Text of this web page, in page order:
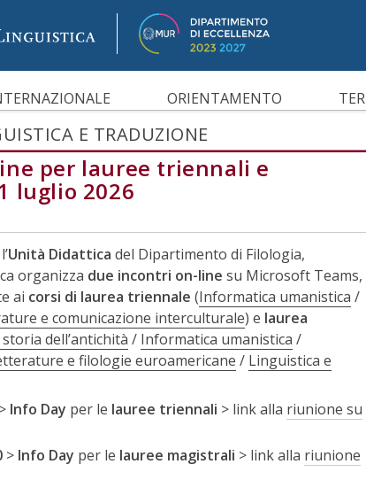
ORIENTAMENTO
E TRADUZIONE
per lauree triennali e
luglio 2026
l’Unità Didattica del Dipartimento di Filologia,
organizza due incontri on-line su Microsoft Teams,
ai corsi di laurea triennale (Informatica umanistica /
e comunicazione interculturale) e laurea
dell’antichità / Informatica umanistica /
e filologie euroamericane / Linguistica e
> Info Day per le lauree triennali > link alla riunione su
> Info Day per le lauree magistrali > link alla riunione